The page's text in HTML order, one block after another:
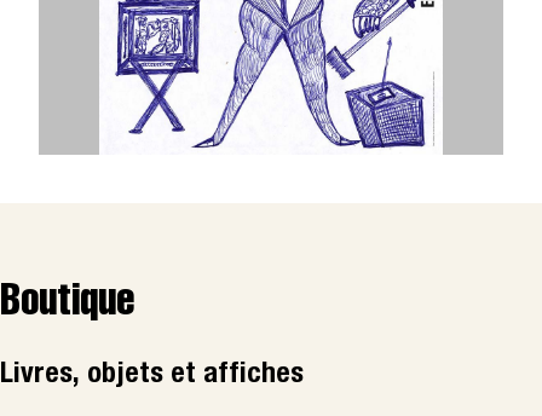
Boutique
Livres, objets et affiches